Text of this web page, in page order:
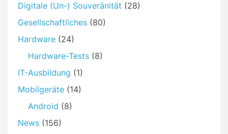
Digitale (Un-) Souveränität (28)
Gesellschaftliches (80)
Hardware (24)
Hardware-Tests (8)
IT-Ausbildung (1)
Mobilgeräte (14)
Android (8)
News (156)